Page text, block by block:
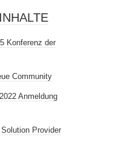
Konferenz der
Community
Anmeldung
Provider